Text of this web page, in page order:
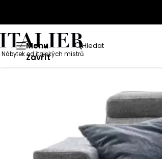
Menu
Zavřít
Hledat
Nábytek od italských mistrů